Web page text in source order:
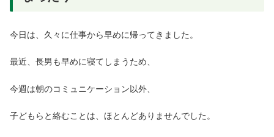
今日は、久々に仕事から早めに帰ってきました。
最近、長男も早めに寝てしまうため、
今週は朝のコミュニケーション以外、
子どもらと絡むことは、ほとんどありませんでした。